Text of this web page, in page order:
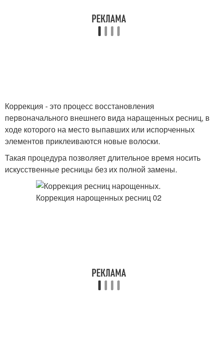
Коррекция - это процесс восстановления
первоначального внешнего вида наращенных ресниц, в
ходе которого на место выпавших или испорченных
элементов приклеиваются новые волоски.
Такая процедура позволяет длительное время носить
искусственные ресницы без их полной замены.